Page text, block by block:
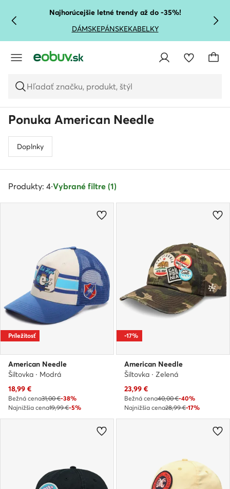
PREJSŤ NA HLAVNÝ OBSAH
PREJSŤ NA VYHĽADÁVANIE
Najhorúcejšie letné trendy až do -35%!
DÁMSKEPÁNSKEKABELKY
Hľadať značku, produkt, štýl
Ponuka American Needle
Doplnky
Produkty: 4·Vybrané filtre (1)
Príležitosť
American Needle
Šiltovka · Modrá
Aktuálna cena
18,99 €
Bežná cena31,00 €-38%
Najnižšia cena19,99 €-5%
-17%
American Needle
Šiltovka · Zelená
Aktuálna cena
23,99 €
Bežná cena40,00 €-40%
Najnižšia cena28,99 €-17%